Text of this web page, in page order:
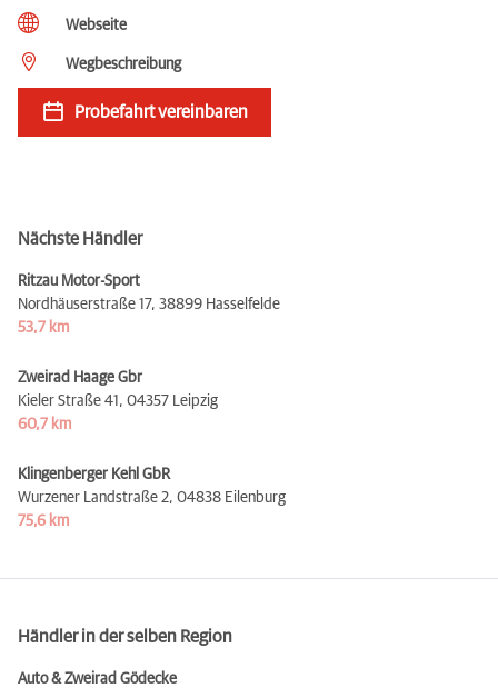
Webseite
Wegbeschreibung
Probefahrt vereinbaren
Nächste Händler
Ritzau Motor-Sport
Nordhäuserstraße 17, 38899 Hasselfelde
53,7 km
Zweirad Haage Gbr
Kieler Straße 41, 04357 Leipzig
60,7 km
Klingenberger Kehl GbR
Wurzener Landstraße 2, 04838 Eilenburg
75,6 km
Händler in der selben Region
Auto & Zweirad Gödecke